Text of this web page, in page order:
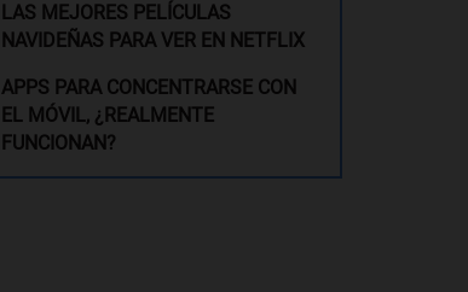
LAS MEJORES PELÍCULAS
NAVIDEÑAS PARA VER EN NETFLIX
APPS PARA CONCENTRARSE CON
EL MÓVIL, ¿REALMENTE
FUNCIONAN?